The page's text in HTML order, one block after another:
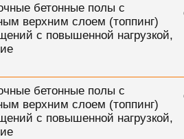
бетонные полы с
верхним слоем (топпинг)
с повышенной нагрузкой,
бетонные полы с
верхним слоем (топпинг)
с повышенной нагрузкой,